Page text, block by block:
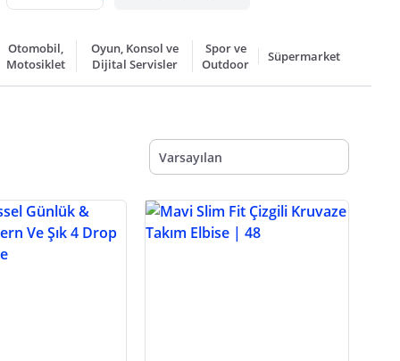
Otomobil,
Motosiklet
Oyun, Konsol ve
Dijital Servisler
Spor ve
Outdoor
Süpermarket
Varsayılan